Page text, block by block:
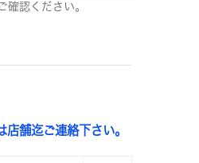
確認ください。
舗迄ご連絡下さい。